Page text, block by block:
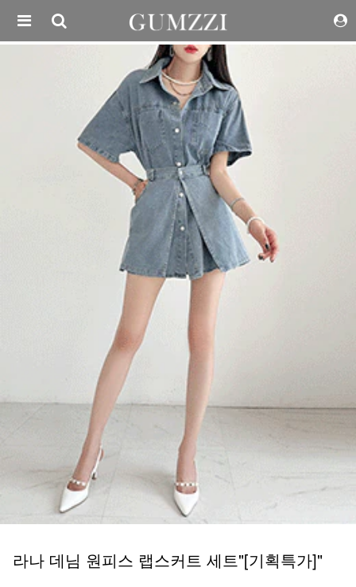
라나 데님 원피스 랩스커트 세트"[기획특가]"